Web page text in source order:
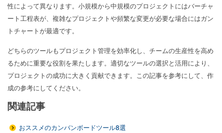
性によって異なります。小規模から中規模のプロジェクトにはバーチャ
ート工程表が、複雑なプロジェクトや頻繁な変更が必要な場合にはガン
トチャートが最適です。
どちらのツールもプロジェクト管理を効率化し、チームの生産性を高め
るために重要な役割を果たします。適切なツールの選択と活用により、
プロジェクトの成功に大きく貢献できます。この記事を参考にして、作
成の参考にしてください。
関連記事
おススメのカンバンボードツール8選